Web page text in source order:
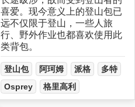
喜爱。现今意义上的登山包已
远不仅限于登山，一些人旅
行、野外作业也都喜欢使用此
类背包。
登山包 阿珂姆 派格
多特
Osprey
格里高利